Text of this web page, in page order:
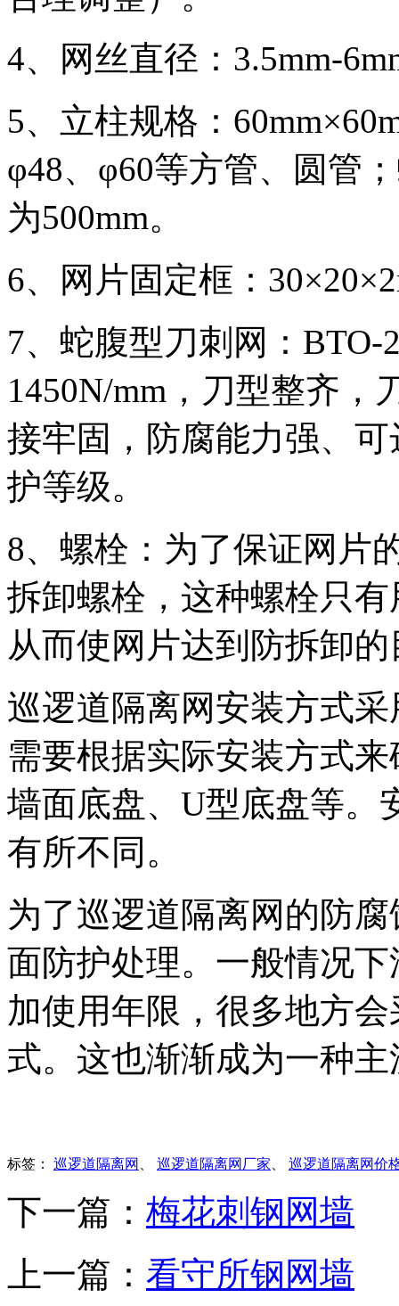
4、网丝直径：3.5mm-
5、立柱规格：
φ48、φ60等方管、圆管
为500mm。
6、网片固定框：
7、蛇腹型刀刺网：
1450N/mm，刀型整齐，
接牢固，防腐能力强、
护等级。
8、螺栓：为了保证网片
拆卸螺栓，这种螺栓只
从而使网片达到防拆卸
巡逻道隔离网安装方式
需要根据实际安装方式
墙面底盘、U型底盘等。
有所不同。
为了巡逻道隔离网的防
面防护处理。一般情况
加使用年限，很多地方
式。这也渐渐成为一种
标签： 巡逻道隔离网 、 巡逻道隔离网厂家、 巡逻道隔离网价
下一篇： 梅花刺钢网墙
上一篇： 看守所钢网墙